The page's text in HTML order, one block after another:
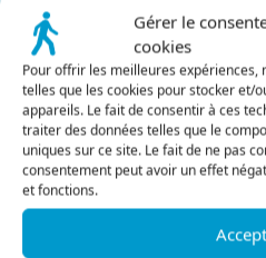
Gérer le
cookies
Pour offrir les meilleures expériences,
telles que les cookies pour stocker et/
appareils. Le fait de consentir à ces
traiter des données telles que le
uniques sur ce site. Le fait de ne pas
consentement peut avoir un effet
et fonctions.
Correctif ·
CROSS-MINING · SPEECH
Le QM automatique
Cross-Mining pour
Transcription, sentiment,